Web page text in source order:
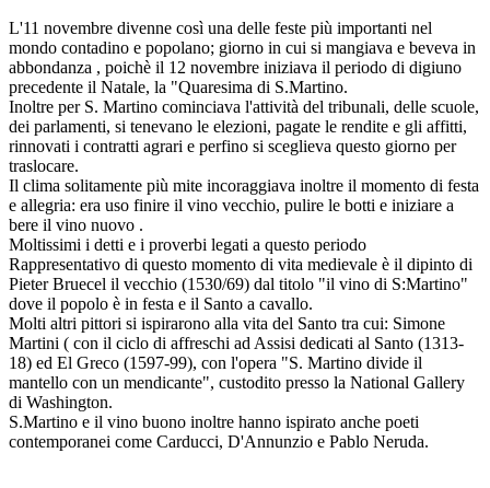
L'11 novembre divenne così una delle feste più importanti nel
mondo contadino e popolano; giorno in cui si mangiava e beveva in
abbondanza , poichè il 12 novembre iniziava il periodo di digiuno
precedente il Natale, la "Quaresima di S.Martino.
Inoltre per S. Martino cominciava l'attività del tribunali, delle scuole,
dei parlamenti, si tenevano le elezioni, pagate le rendite e gli affitti,
rinnovati i contratti agrari e perfino si sceglieva questo giorno per
traslocare.
Il clima solitamente più mite incoraggiava inoltre il momento di festa
e allegria: era uso finire il vino vecchio, pulire le botti e iniziare a
bere il vino nuovo .
Moltissimi i detti e i proverbi legati a questo periodo
Rappresentativo di questo momento di vita medievale è il dipinto di
Pieter Bruecel il vecchio (1530/69) dal titolo "il vino di S:Martino"
dove il popolo è in festa e il Santo a cavallo.
Molti altri pittori si ispirarono alla vita del Santo tra cui: Simone
Martini ( con il ciclo di affreschi ad Assisi dedicati al Santo (1313-
18) ed El Greco (1597-99), con l'opera "S. Martino divide il
mantello con un mendicante", custodito presso la National Gallery
di Washington.
S.Martino e il vino buono inoltre hanno ispirato anche poeti
contemporanei come Carducci, D'Annunzio e Pablo Neruda.